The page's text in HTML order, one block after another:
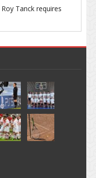
Roy Tanck requires